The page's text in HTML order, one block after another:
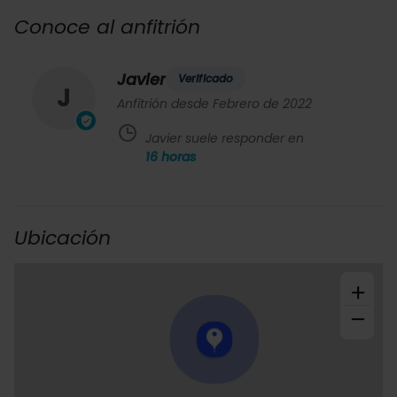
Conoce al anfitrión
J
Javier Verificado
Anfitrión desde Febrero de 2022
Javier suele responder en
16 horas
Ubicación
+
−